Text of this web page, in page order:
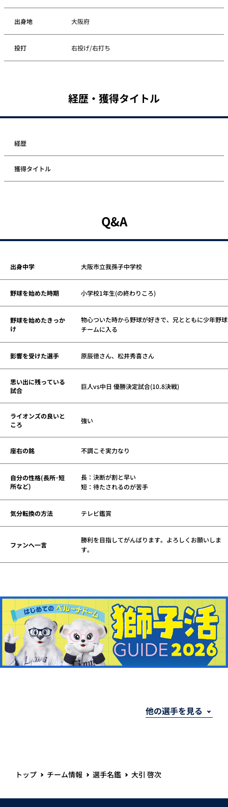
出身地 大阪府
投打 右投げ/右打ち
経歴・獲得タイトル
経歴
獲得タイトル
Q&A
出身中学 大阪市立我孫子中学校
野球を始めた時期 小学校1年生(の終わりころ)
野球を始めたきっか
け
物心ついた時から野球が好きで、兄とともに少年野球
チームに入る
影響を受けた選手 原辰徳さん、松井秀喜さん
思い出に残っている
試合
巨人vs中日 優勝決定試合(10.8決戦)
ライオンズの良いと
ころ
強い
座右の銘 不調こそ実力なり
自分の性格(長所･短
所など)
長：決断が割と早い
短：待たされるのが苦手
気分転換の方法 テレビ鑑賞
ファンへ一言
勝利を目指してがんばります。よろしくお願いしま
す。
トップ チーム情報 選手名鑑 大引 啓次